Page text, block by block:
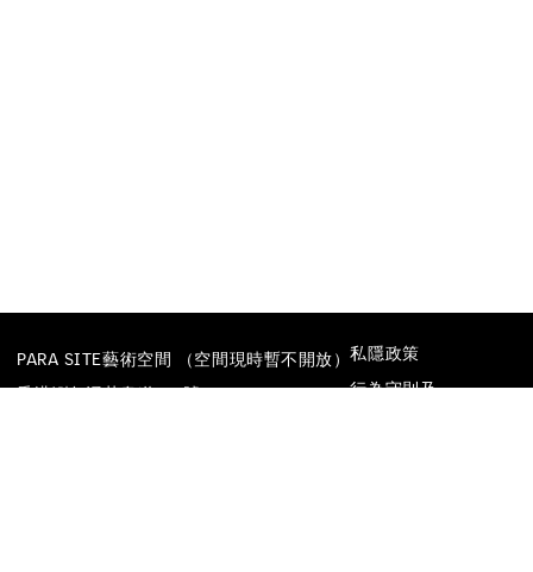
PARA SITE藝術空間 （空間現時暫不開放）
香港鰂魚涌英皇道677號
私隱政策
行為守則及